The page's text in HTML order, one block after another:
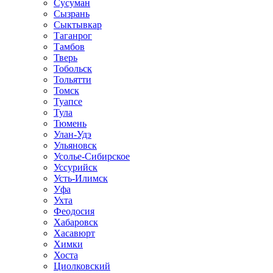
Сусуман
Сызрань
Сыктывкар
Таганрог
Тамбов
Тверь
Тобольск
Тольятти
Томск
Туапсе
Тула
Тюмень
Улан-Удэ
Ульяновск
Усолье-Сибирское
Уссурийск
Усть-Илимск
Уфа
Ухта
Феодосия
Хабаровск
Хасавюрт
Химки
Хоста
Циолковский